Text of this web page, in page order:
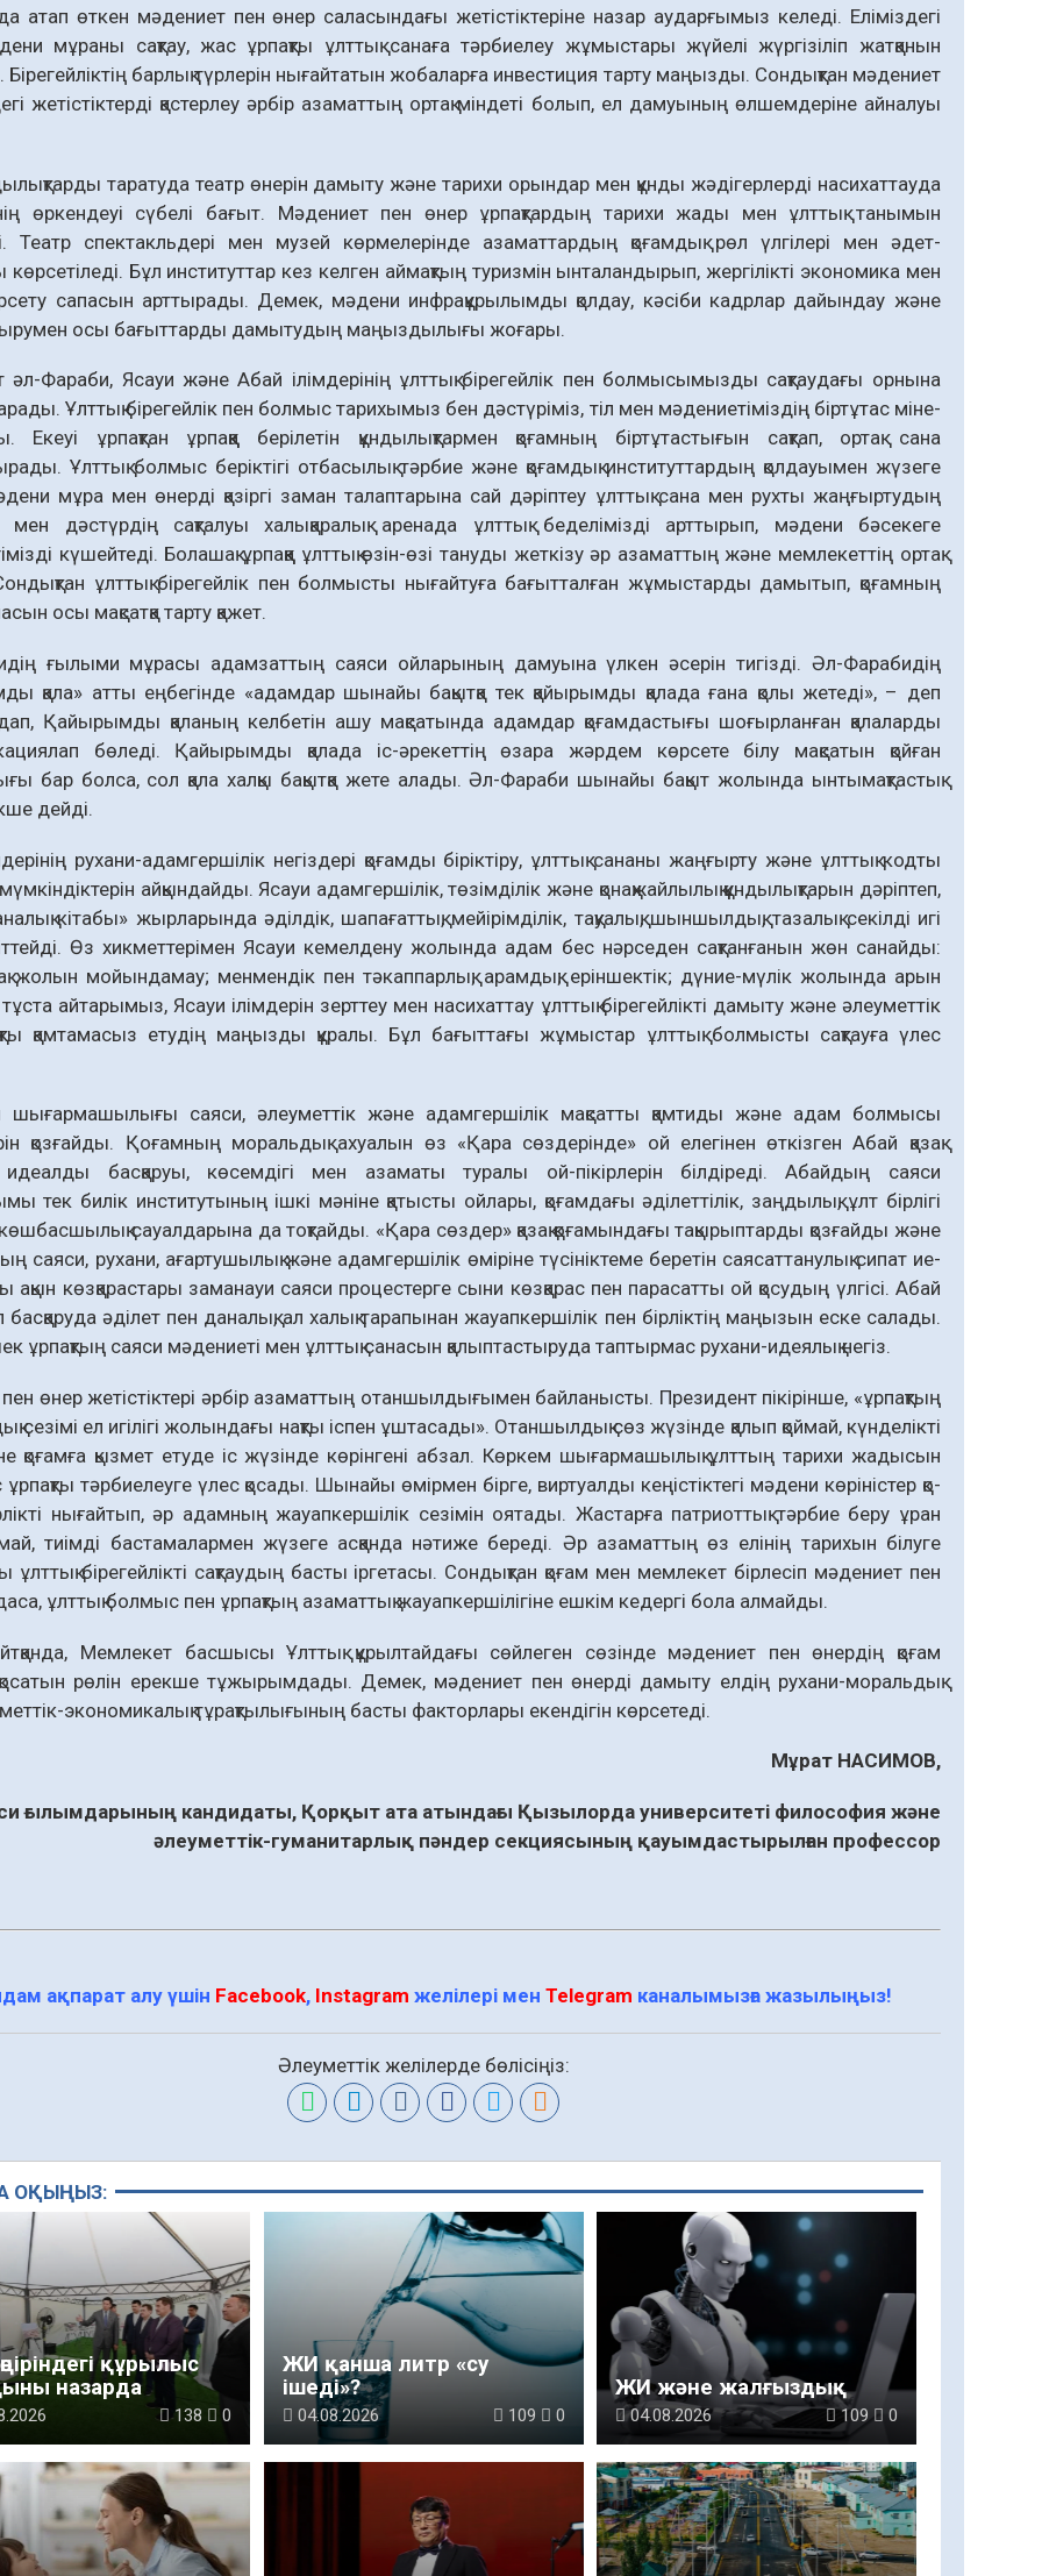
атап өт­кен мәдениет пен өнер саласындағы жетістіктеріне назар аударғымыз келеді. Еліміздегі
мұраны сақтау, жас ұрпақты ұлттық санаға тәрбиелеу жұмыстары жүйелі жүргізіліп жатқанын
Бірегейліктің барлық түрлерін ны­ғайтатын жобаларға инвестиция тарту маңызды. Сондықтан мәдениет
жетістіктерді қастер­леу әрбір азаматтың ортақ міндеті болып, ел дамуының өлшемдеріне айналуы
тара­туда театр өнерін дамыту және тарихи орындар мен құнды жәдігерлерді насихаттауда
өркендеуі сүбелі бағыт. Мәдениет пен өнер ұрпақтардың тарихи жады мен ұлттық танымын
Театр спектакльдері мен музей көрмелерінде азаматтардың қоғамдық рөл үлгілері мен әдет-
Бұл инс­титуттар кез келген аймақтың туризмін ынталандырып, жергілікті экономика мен
сапа­сын арттырады. Демек, мәдени инфрақұрылымды қолдау, кәсіби кадрлар дайындау және
осы бағыттарды дамы­тудың маңыздылығы жоғары.
әл-Фараби, Ясауи және Абай ілімдерінің ұлттық бірегейлік пен болмысымызды сақ­таудағы орнына
Ұлттық бірегейлік пен болмыс тарихымыз бен дәстүріміз, тіл мен мәдениетіміздің біртұтас міне­
Екеуі ұрпақтан ұрпақ­қа берілетін құндылықтармен қо­ғамның біртұтастығын сақтап, ортақ сана
Ұлт­тық болмыс беріктігі отбасылық тәр­бие және қоғамдық институттар­дың қолдауымен жүзеге
мұра мен өнерді қазіргі заман талаптарына сай дәріптеу ұлттық сана мен рухты жаңғыртудың
мен дәстүрдің сақталуы халықаралық аренада ұлттық бе­делімізді арттырып, мәдени бәсеке­ге
күшейтеді. Бо­лашақ ұрпаққа ұлттық өзін-өзі тануды жеткізу әр азаматтың және мемлекеттің ортақ
ұлттық бірегейлік пен болмысты нығайтуға бағытталған жұмыстарды дамытып, қоғамның
осы мақсатқа тарту қажет.
ғылыми мұрасы адамзаттың саяси ойларының дамуына үлкен әсерін тигізді. Әл-Фарабидің
қала» ат­ты еңбегінде «адамдар шынайы бақытқа тек қайырымды қалада ғана қолы жетеді», – деп
Қайырымды қаланың келбетін ашу мақсатында адамдар қоғамдастығы шоғырланған қалаларды
бөледі. Қайырымды қалада іс-әрекеттің өзара жәрдем көрсете білу мақсатын қойған
бар болса, сол қала халқы бақытқа жете алады. Әл-Фараби шынайы бақыт жолында ынтымақтастық
дейді.
рухани-адамгершілік негіздері қоғамды бі­ріктіру, ұлттық сананы жаңғырту және ұлттық кодты
мүмкіндіктерін айқындайды. Ясауи адамгершілік, төзімділік және қо­нақ­жайлылық құндылықтарын дә­ріптеп,
кітабы» жырларында әділдік, шапағат­тық, мейірімділік, тақуалық, шыншыл­дық, тазалық секілді игі
Өз хикметтерімен Ясауи кемелдену жолында адам бес нәр­седен сақтанғанын жөн санайды:
жолын мойындамау; менмендік пен тәкаппарлық; арам­дық; еріншектік; дүние-мүлік жо­лында арын
айта­рымыз, Ясауи ілімдерін зерт­теу мен насихаттау ұлттық бірегей­лікті дамыту және әлеуметтік
қамтамасыз етудің маңызды құралы. Бұл бағыттағы жұмыстар ұлттық болмысты сақ­тауға үлес
саяси, әлеуметтік және адамгер­шілік мақсатты қамтиды және адам болмысы
қоз­ғайды. Қоғамның моральдық ах­уалын өз «Қара сөздерінде» ой елегінен өткізген Абай қазақ
идеалды басқаруы, кө­семдігі мен азаматы туралы ой-пікірлерін білдіреді. Абайдың саяси
тек билік институтының ішкі мәніне қатыс­ты ойлары, қоғамдағы әділеттілік, заңдылық, ұлт бірлігі
сауалдарына да тоқтайды. «Қара сөздер» қазақ қоғамындағы тақырыптарды қоз­ғайды және
саяси, рухани, ағартушылық және адамгершілік өміріне түсініктеме беретін саясаттанулық сипат ие­
ақын көзқарастары заманауи саяси процестерге сыни көзқарас пен парасатты ой қосудың үлгісі. Абай
әділет пен даналық, ал халық тарапынан жауапкершілік пен бір­ліктің маңызын еске салады.
ұрпақтың саяси мәдениеті мен ұлттық санасын қалыптастыруда таптырмас рухани-идеялық негіз.
өнер жетістіктері әрбір азаматтың отаншылдығы­мен байланысты. Президент пікірінше, «ұрпақтың
сезімі ел игілігі жолындағы нақты іспен ұш­тасады». Отаншылдық сөз жүзін­де қалып қоймай, күнделікті
қоғамға қызмет етуде іс жү­зінде көрінгені абзал. Көр­кем шы­ғар­машылық ұлттың тарихи жады­сын
ұрпақ­ты тәр­­биелеуге үлес қосады. Шынайы өмірмен бірге, виртуалды кеңіс­тік­тегі мәдени көріністер қо­
нығайтып, әр адам­ның жауап­­кершілік сезімін оятады. Жас­­тарға патриоттық тәрбие беру ұран
тиімді бастама­лармен жүзеге асқанда нәти­же береді. Әр азаматтың өз елінің тари­хын білуге
ұлт­тық бірегейлікті сақтаудың басты іргетасы. Сондықтан қоғам мен мемлекет бірлесіп мәдениет пен
ұлттық болмыс пен ұрпақтың азаматтық жауап­керші­лігіне ешкім кедергі бола алмайды.
Мемлекет басшысы Ұлттық құрылтайдағы сөйлеген сөзінде мәдениет пен өнердің қоғам
рөлін ерекше тұжырымдады. Демек, мәдениет пен өнерді дамыту елдің рухани-моральдық
экономикалық тұрақтылығының басты факторлары екендігін көр­сетеді.
Мұрат НАСИМОВ,
ғы­­лымдарының кандидаты, Қор­қыт ата атындағы Қызылорда университеті философия және
әлеуметтік-гуманитарлық пәндер секциясының қауымдастырылған профессор
ақпарат алу үшін Facebook, Instagram желілері менTelegram каналымызға жазылыңыз!
Әлеуметтік желілерде бөлісіңіз:
ОҚЫҢЫЗ:
құрылыс
назарда
138 0
ЖИ қанша литр «су
ішеді»?
04.08.2026 109 0
ЖИ және жалғыздық
04.08.2026 109 0